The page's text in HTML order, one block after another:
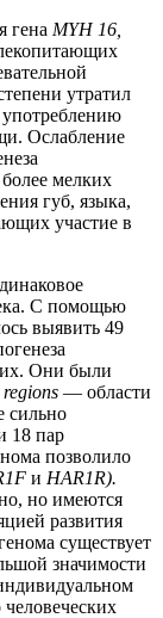
гена MYH 16,
утратил
употреблению
Ослабление
мелких
губ, языка,
участие в
С помощью
выявить 49
Они были
— области
сильно
18 пар
позволило
и HAR1R).
но имеются
развития
существует
значимости